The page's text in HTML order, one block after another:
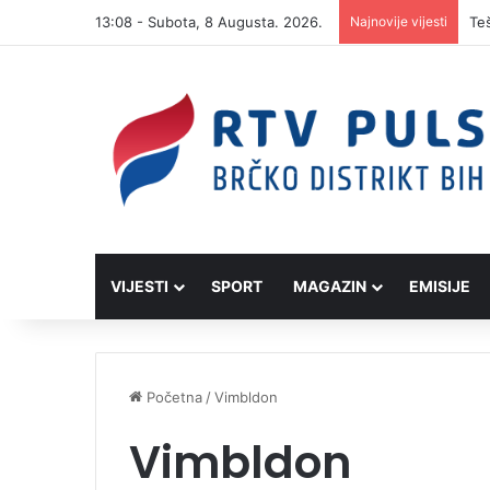
13:08 - Subota, 8 Augusta. 2026. Najnovije vijesti
VIJESTI SPORT MAGAZIN EMISIJE
Početna /Vimbldon
Vimbldon